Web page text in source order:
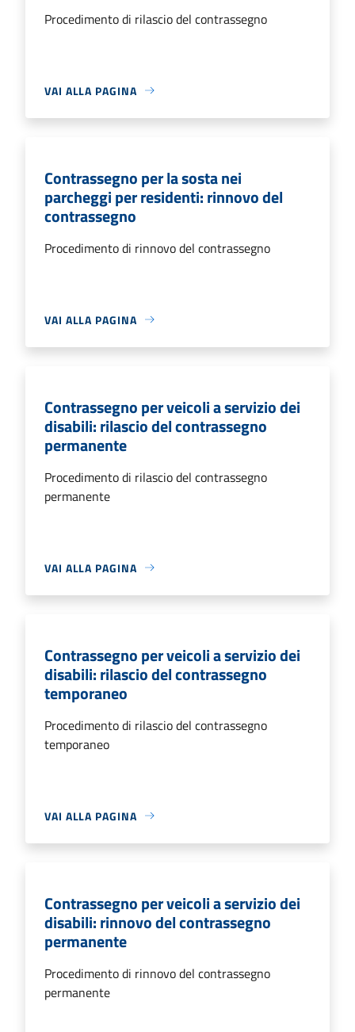
Procedimento di rilascio del contrassegno
VAI ALLA PAGINA
Contrassegno per la sosta nei
parcheggi per residenti: rinnovo del
contrassegno
Procedimento di rinnovo del contrassegno
VAI ALLA PAGINA
Contrassegno per veicoli a servizio dei
disabili: rilascio del contrassegno
permanente
Procedimento di rilascio del contrassegno
permanente
VAI ALLA PAGINA
Contrassegno per veicoli a servizio dei
disabili: rilascio del contrassegno
temporaneo
Procedimento di rilascio del contrassegno
temporaneo
VAI ALLA PAGINA
Contrassegno per veicoli a servizio dei
disabili: rinnovo del contrassegno
permanente
Procedimento di rinnovo del contrassegno
permanente